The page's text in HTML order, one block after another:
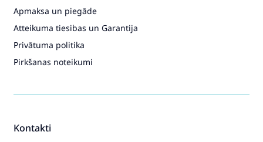
Kontakti
Apmaksa un piegāde
Atteikuma tiesibas un Garantija
Privātuma politika
Pirkšanas noteikumi